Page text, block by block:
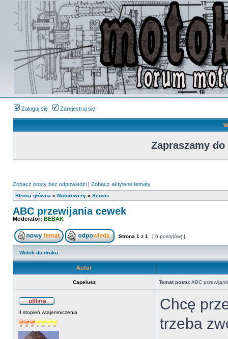
Zaloguj się Zarejestruj się
Zapraszamy do
Zobacz posty bez odpowiedzi | Zobacz aktywne tematy
Strona główna » Motorowery » Serwis
ABC przewijania cewek
Moderator: BEBAK
Strona 1 z 1 [ 6 posty(ów) ]
Widok do druku
Autor
Capelusz Temat postu:ABC
II stopień wtajemniczenia
Chcę
trzeba